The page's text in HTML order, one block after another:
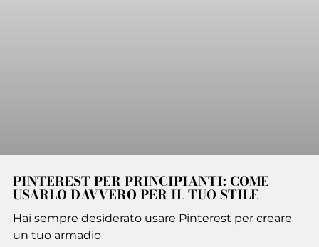
PINTEREST PER PRINCIPIANTI: COME
USARLO DAVVERO PER IL TUO STILE
Hai sempre desiderato usare Pinterest per creare
un tuo armadio